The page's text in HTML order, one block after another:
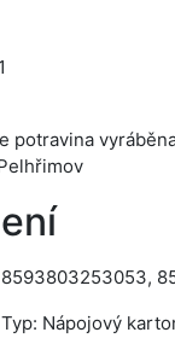
potravina
8593803253053,
Typ: Nápojový